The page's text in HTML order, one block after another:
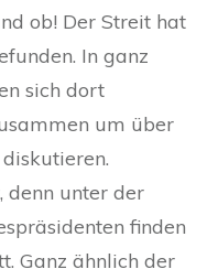
ob! Der Streit hat
In ganz
sich dort
um über
denn unter der
finden
Ganz ähnlich der